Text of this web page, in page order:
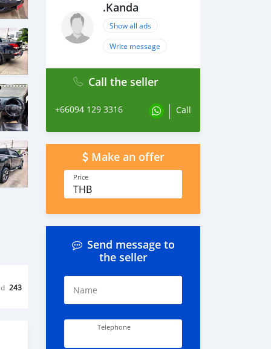
243
.Kanda
Show all ads
Write message
Call the seller
+66094 129 3316 Call
Make an offer
Price
THB
Send message to
the seller
Name
Telephone